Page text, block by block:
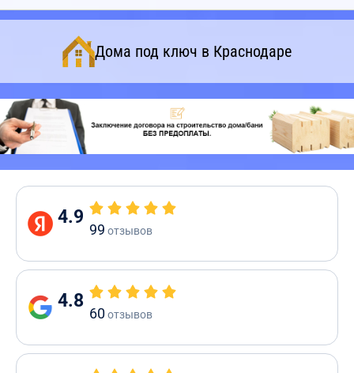
Дома под ключ в Краснодаре
4.9
99 отзывов
4.8
60отзывов